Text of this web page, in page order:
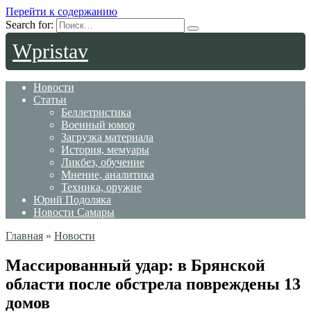
Перейти к содержанию
Search for:
Wpristav
Новости
Статьи
Беллетристика
Военный юмор
Загрузка материала
История, мемуары
Ликбез, обучение
Мнение, аналитика
Техника, оружие
Юрий Подоляка
Новости Самары
Главная » Новости
Массированный удар: в Брянской
области после обстрела повреждены 13
домов